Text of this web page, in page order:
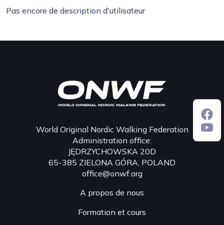
Pas encore de description d'utilisateur
World Original Nordic Walking Federation
Administration office:
JĘDRZYCHOWSKA 20D
65-385 ZIELONA GÓRA, POLAND
office@onwf.org
A propos de nous
Formation et cours